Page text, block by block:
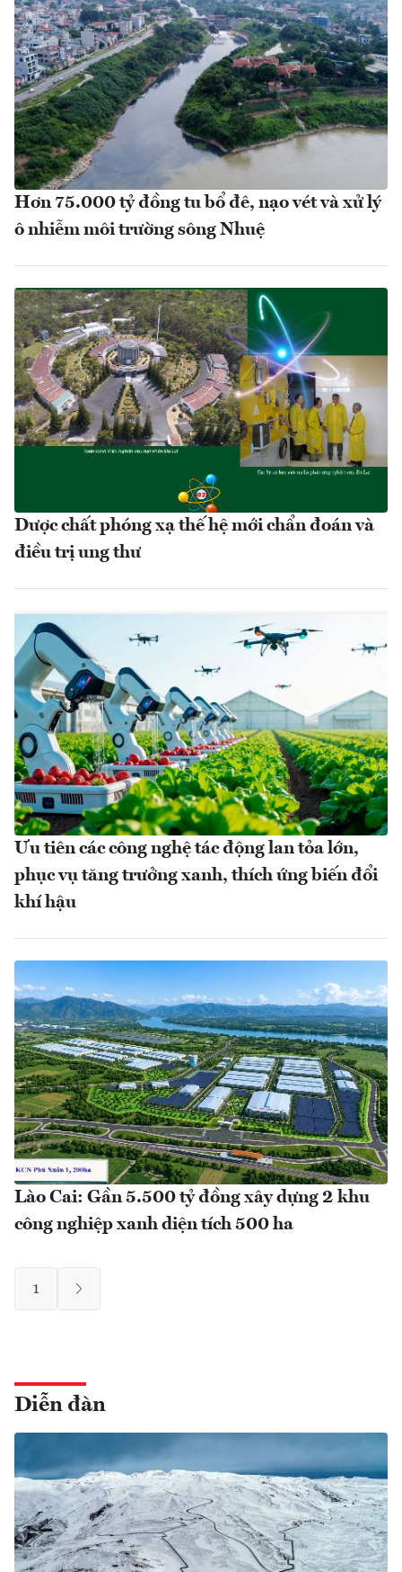
Hơn 75.000 tỷ đồng tu bổ đê, nạo vét và xử lý
ô nhiễm môi trường sông Nhuệ
Dược chất phóng xạ thế hệ mới chẩn đoán và
điều trị ung thư
Ưu tiên các công nghệ tác động lan tỏa lớn,
phục vụ tăng trưởng xanh, thích ứng biến đổi
khí hậu
Lào Cai: Gần 5.500 tỷ đồng xây dựng 2 khu
công nghiệp xanh diện tích 500 ha
1
Diễn đàn